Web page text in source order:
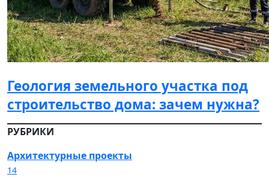
Геология земельного участка под
строительство дома: зачем нужна?
РУБРИКИ
Архитектурные проекты
14